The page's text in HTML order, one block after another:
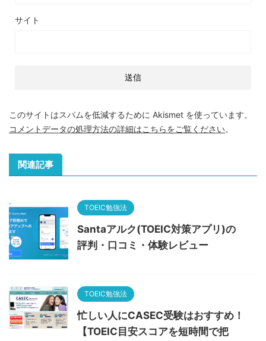
サイト
このサイトはスパムを低減するために Akismet を使っています。
コメントデータの処理方法の詳細はこちらをご覧ください。
関連記事
TOEIC勉強法
Santaアルク(TOEIC対策アプリ)の
評判・口コミ・体験レビュー
TOEIC勉強法
忙しい人にCASEC受験はおすすめ！
【TOEIC目安スコアを短時間で把